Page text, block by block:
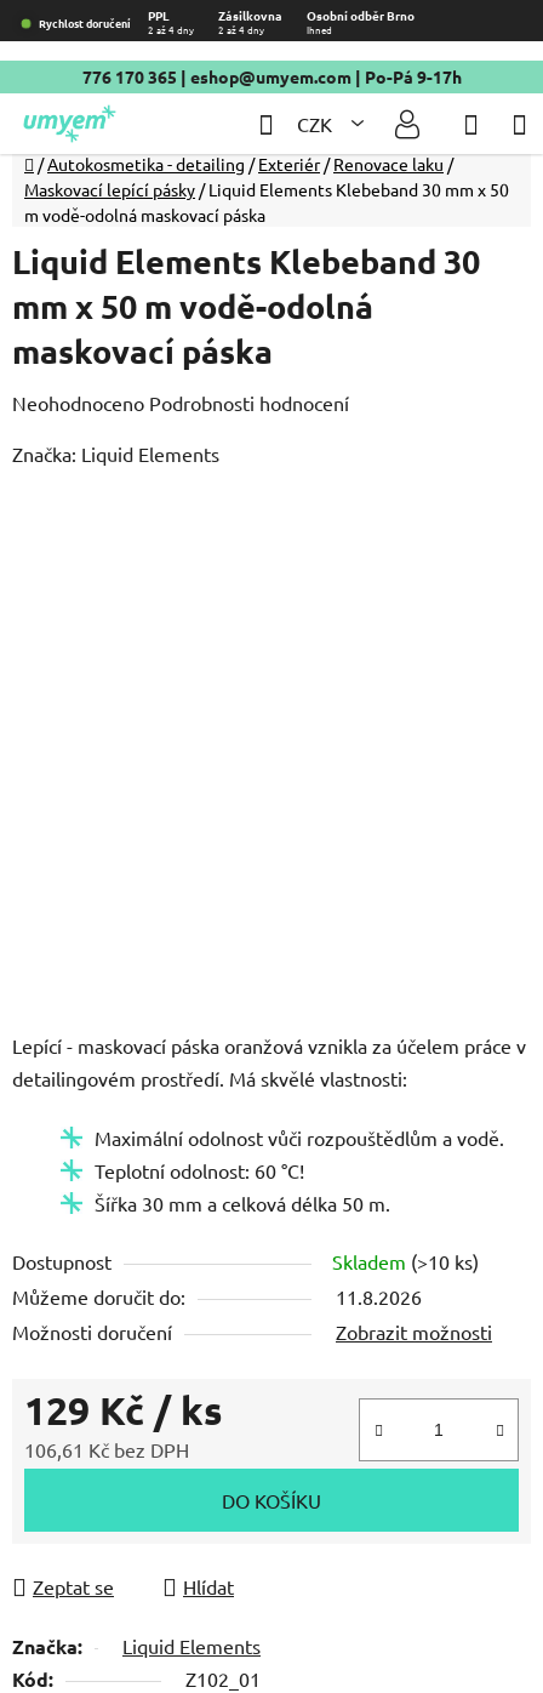
Přejít
na
obsah
Rychlost doručení PPL Zásilkovna Osobní odběr Brno
2 až 4 dny 2 až 4 dny Ihned
776 170 365 | eshop@umyem.com| Po-Pá 9-17h
CZK
Hledat
Domů
/Autokosmetika - detailing / Exteriér / Renovace laku /
Maskovací lepící pásky / Liquid Elements Klebeband 30 mm x 50
m vodě-odolná maskovací páska
Lepící - maskovací páska oranžová vznikla za účelem práce v
detailingovém prostředí. Má skvělé vlastnosti:
Maximální odolnost vůči rozpouštědlům a vodě.
Teplotní odolnost: 60 °C!
Šířka 30 mm a celková délka 50 m.
Dostupnost Skladem (>10 ks)
Můžeme doručit do:
11.8.2026
Možnosti doručení
Zobrazit možnosti
129 Kč / ks
106,61 Kč bez DPH
DO KOŠÍKU
Zeptat se Hlídat
Značka: Liquid Elements
Kód: Z102_01
Liquid Elements Klebeband 30
mm x 50 m vodě-odolná
maskovací páska
Průměrné
produktu
Neohodnoceno Podrobnosti hodnocení
Značka: Liquid Elements